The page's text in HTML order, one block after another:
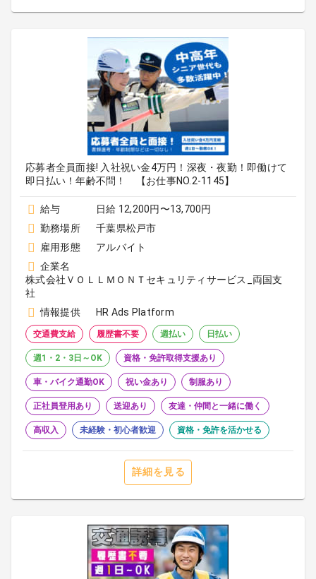
応募者全員面接! 入社祝い金4万円！深夜・夜勤！即働けて
即日払い！年齢不問！ 【お仕事NO.2-1145】
給与
日給 12,200円〜13,700円
勤務場所
千葉県松戸市
雇用形態
アルバイト
企業名
株式会社ＶＯＬＬＭＯＮＴセキュリティサービス_両国支
社
情報提供
HR Ads Platform
交通費支給 履歴書不要 週払い 日払い
週1・2・3日～OK 資格・免許取得支援あり
車・バイク通勤OK 祝い金あり 制服あり
正社員登用あり 送迎あり 友達・仲間と一緒に働く
高収入 未経験・初心者歓迎 資格・免許を活かせる
詳細を見る